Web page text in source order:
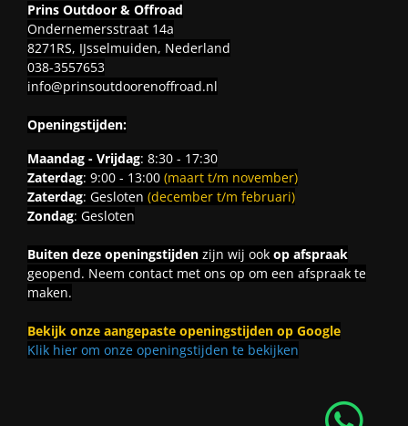
Prins Outdoor & Offroad
Ondernemersstraat 14a
8271RS, IJsselmuiden, Nederland
038-3557653
info@prinsoutdoorenoffroad.nl
Openingstijden:
Maandag - Vrijdag: 8:30 - 17:30
Zaterdag: 9:00 - 13:00 (maart t/m november)
Zaterdag: Gesloten (december t/m februari)
Zondag: Gesloten
Buiten deze openingstijdenzijn wij ook op afspraak
geopend. Neem contact met ons op om een afspraak te
maken.
Bekijk onze aangepaste openingstijden op Google
Klik hier om onze openingstijden te bekijken